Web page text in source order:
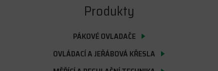
Produkty
PÁKOVÉ OVLADAČE
OVLÁDACÍ A JEŘÁBOVÁ KŘESLA